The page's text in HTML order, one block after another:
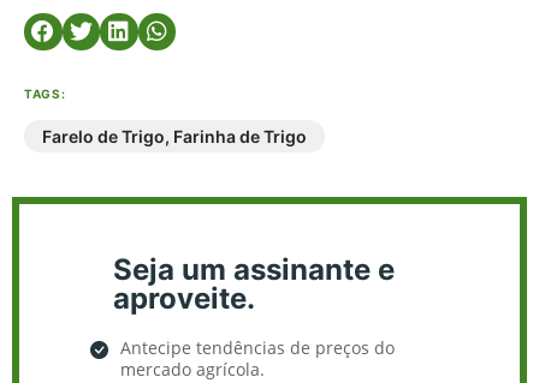
TAGS:
Farelo de Trigo, Farinha de Trigo
Seja um assinante e
aproveite.
Antecipe tendências de preços do
mercado agrícola.